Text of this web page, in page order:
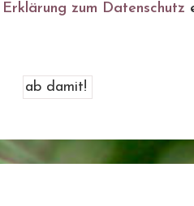
Erklärung zum Datenschutz